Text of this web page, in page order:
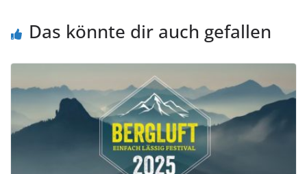
Das könnte dir auch gefallen